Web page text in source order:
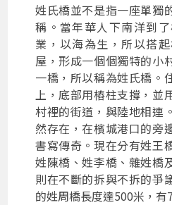
姓氏橋並不是指一座單獨
稱。當年華人下南洋到
業，以海為生，所以搭
屋，形成一個個獨特的小
一橋，所以稱為姓氏橋。
上，底部用樁柱支撐，並
村裡的街道，與陸地相連
然存在，在檳城港口的旁
書寫傳奇。現在分有姓王
姓陳橋、姓李橋、雜姓橋
則在不斷的拆與不拆的爭
的姓周橋長度達500米，有